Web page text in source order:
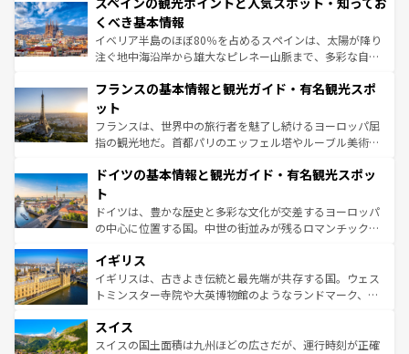
ろん、トスカーナの美しい田園風景やアマルフィ海岸の絶
景など、自然景観も見逃せない。観光の合間には、本場の
ピザやパスタなど、絶品のイタリア料理を堪能することも
できる。朝目覚めてから夜眠るまで、すべての瞬間を楽し
なお、新着のイタリア情報はコンテンツ一覧を参照してほ
しい。
くべき基本情報
イベリア半島のほぼ80％を占めるスペインは、太陽が降り
注ぐ地中海沿岸から雄大なピレネー山脈まで、多彩な自然
文化が根付くこの国では、情熱的なフラメンコ、熱気あふ
れる闘牛、そして美味しいタパスが生活の一部となってい
る。首都マドリードの洗練された雰囲気や、バルセロナの
アートに溢れた街角から、地方では古代ローマ遺跡や中世
せる。地方によって風土や気候が異なるスペインはその個
ンテンツ一覧 を参照してほしい。
フランスの基本情報と観光ガイド・有名観光スポ
ット
フランスは、世界中の旅行者を魅了し続けるヨーロッパ屈
指の観光地だ。首都パリのエッフェル塔やルーブル美術館
で、幅広い魅力が詰まっている。華麗な宮殿、歴史的な大
聖堂、美しいビーチ、そして豊かな自然が、訪れる者を心
から魅了する。また、フランスは美食の国としても知ら
れ、フランス料理はユネスコ無形文化遺産にも登録されて
香り高いラベンダー畑など、多彩な楽しみ方が可能だ。さ
らに、パリ以外の地域にも魅力が溢れており、どの街角に
も豊かな歴史と文化が息づいている。パリ以外の個性あふ
を参照してほしい。
ドイツの基本情報と観光ガイド・有名観光スポッ
ト
ドイツは、豊かな歴史と多彩な文化が交差するヨーロッパ
の中心に位置する国。中世の街並みが残るロマンチック街
顔を持つこの国は、どこを歩いても飽きることがない。ベ
ルリンの文化的活気、バイエルン州のアルプスの絶景、そ
してライン川沿いのワイン畑といった風景は必見。ビール
は、お酒好きな人にはぜひ体験してほしい。 なお、新着の
ドイツ情報はコンテンツ一覧を参照してほしい。
イギリス
イギリスは、古きよき伝統と最先端が共存する国。ウェス
トミンスター寺院や大英博物館のようなランドマーク、歴
リアごとに異なる魅力がある。また、優雅なアフタヌーン
ティー、ビール好きにはたまらない英国パブ、サッカー観
スイス
スイスの国土面積は九州ほどの広さだが、運行時刻が正確